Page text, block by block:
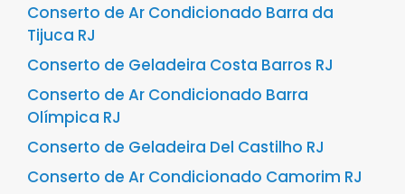
Conserto de Ar Condicionado Barra da
Tijuca RJ
Conserto de Geladeira Costa Barros RJ
Conserto de Ar Condicionado Barra
Olímpica RJ
Conserto de Geladeira Del Castilho RJ
Conserto de Ar Condicionado Camorim RJ